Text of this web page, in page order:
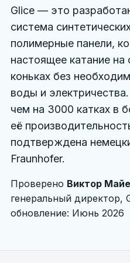
Dansk
Svenska
Norsk
Suomi
Čeština
Hrvatski
Română
Glice — это
система
полимерные панели,
настоящее катание
коньках без
воды и
чем на 3000 катках в
её
подтверждена
Fraunhofer.
Проверено Виктор
генеральный директор,
обновление: Июнь 2026